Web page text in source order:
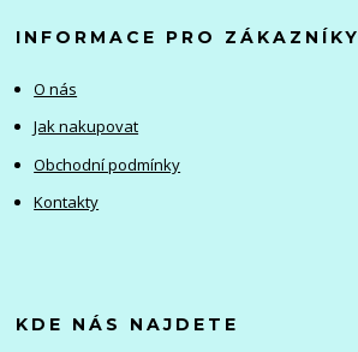
INFORMACE PRO ZÁKAZNÍKY
O nás
Jak nakupovat
Obchodní podmínky
Kontakty
KDE NÁS NAJDETE